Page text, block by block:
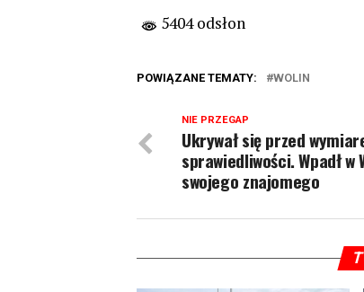
5404 odsłon
POWIĄZANE TEMATY: WOLIN
NIE PRZEGAP
Ukrywał się przed
sprawiedliwości. Wpadł w
swojego znajomego